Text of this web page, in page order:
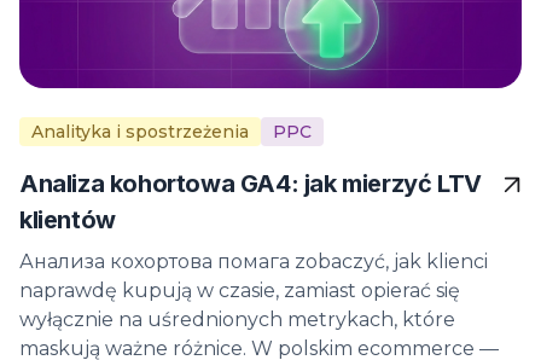
Analityka i spostrzeżenia PPC
Analiza kohortowa GA4: jak mierzyć LTV
klientów
Анализа кохортова помага zobaczyć, jak klienci
naprawdę kupują w czasie, zamiast opierać się
wyłącznie na uśrednionych metrykach, które
maskują ważne różnice. W polskim ecommerce —